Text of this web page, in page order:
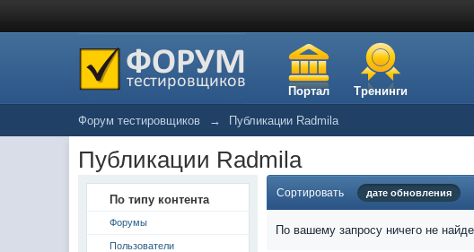
Портал Тренинги
Форум тестировщиков → Публикации Radmila
Публикации Radmila
По типу контента
Форумы
Пользователи
Сортировать дате обновления
По вашему запросу ничего не